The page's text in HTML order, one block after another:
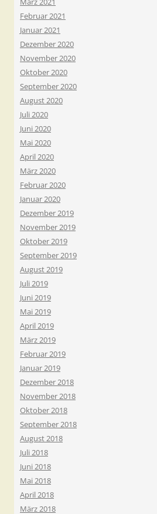
Februar 2021
Januar 2021
Dezember 2020
November 2020
Oktober 2020
September 2020
August 2020
Juli 2020
Juni 2020
Mai 2020
April 2020
März 2020
Februar 2020
Januar 2020
Dezember 2019
November 2019
Oktober 2019
September 2019
August 2019
Juli 2019
Juni 2019
Mai 2019
April 2019
März 2019
Februar 2019
Januar 2019
Dezember 2018
November 2018
Oktober 2018
September 2018
August 2018
Juli 2018
Juni 2018
Mai 2018
April 2018
März 2018